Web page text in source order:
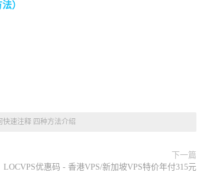
）
快速注释 四种方法介绍
下一篇
LOCVPS优惠码 - 香港VPS/新加坡VPS特价年付315元